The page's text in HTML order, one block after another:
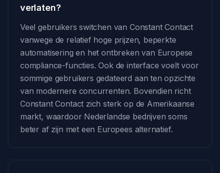
verlaten?
Veel gebruikers switchen van Constant Contact
vanwege de relatief hoge prijzen, beperkte
automatisering en het ontbreken van Europese
compliance-functies. Ook de interface voelt voor
sommige gebruikers gedateerd aan ten opzichte
van modernere concurrenten. Bovendien richt
Constant Contact zich sterk op de Amerikaanse
markt, waardoor Nederlandse bedrijven soms
beter af zijn met een Europees alternatief.